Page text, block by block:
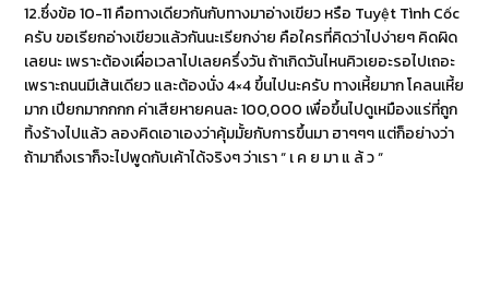
12.ซึ่งข้อ 10-11 คือทางเดียวกันกับทางมาอ่างเขียว หรือ Tuyệt Tình Cốc
ครับ ขอเรียกอ่างเขียวแล้วกันนะเรียกง่าย คือใครที่คิดว่าไปง่ายๆ คิดผิด
เลยนะ เพราะต้องเผื่อเวลาไปเลยครึ่งวัน ถ้าเกิดวันไหนคิวเยอะรอไปเถอะ
เพราะถนนมีเส้นเดียว และต้องนั่ง 4×4 ขึ้นไปนะครับ ทางเหี้ยมาก โคลนเหี้ย
มาก เปียกมากกกก ค่าเสียหายคนละ 100,000 เพื่อขึ้นไปดูเหมืองแร่ที่ถูก
ทิ้งร้างไปแล้ว ลองคิดเอาเองว่าคุ้มมั้ยกับการขึ้นมา ฮาๆๆๆ แต่ก็อย่างว่า
ถ้ามาถึงเราก็จะไปพูดกับเค้าได้จริงๆ ว่าเรา “ เ ค ย มา แ ล้ ว “